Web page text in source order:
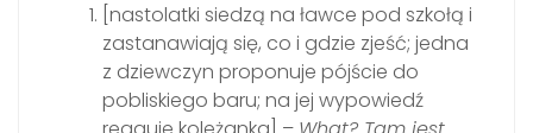
[nastolatki siedzą na ławce pod szkołą i
zastanawiają się, co i gdzie zjeść; jedna
z dziewczyn proponuje pójście do
pobliskiego baru; na jej wypowiedź